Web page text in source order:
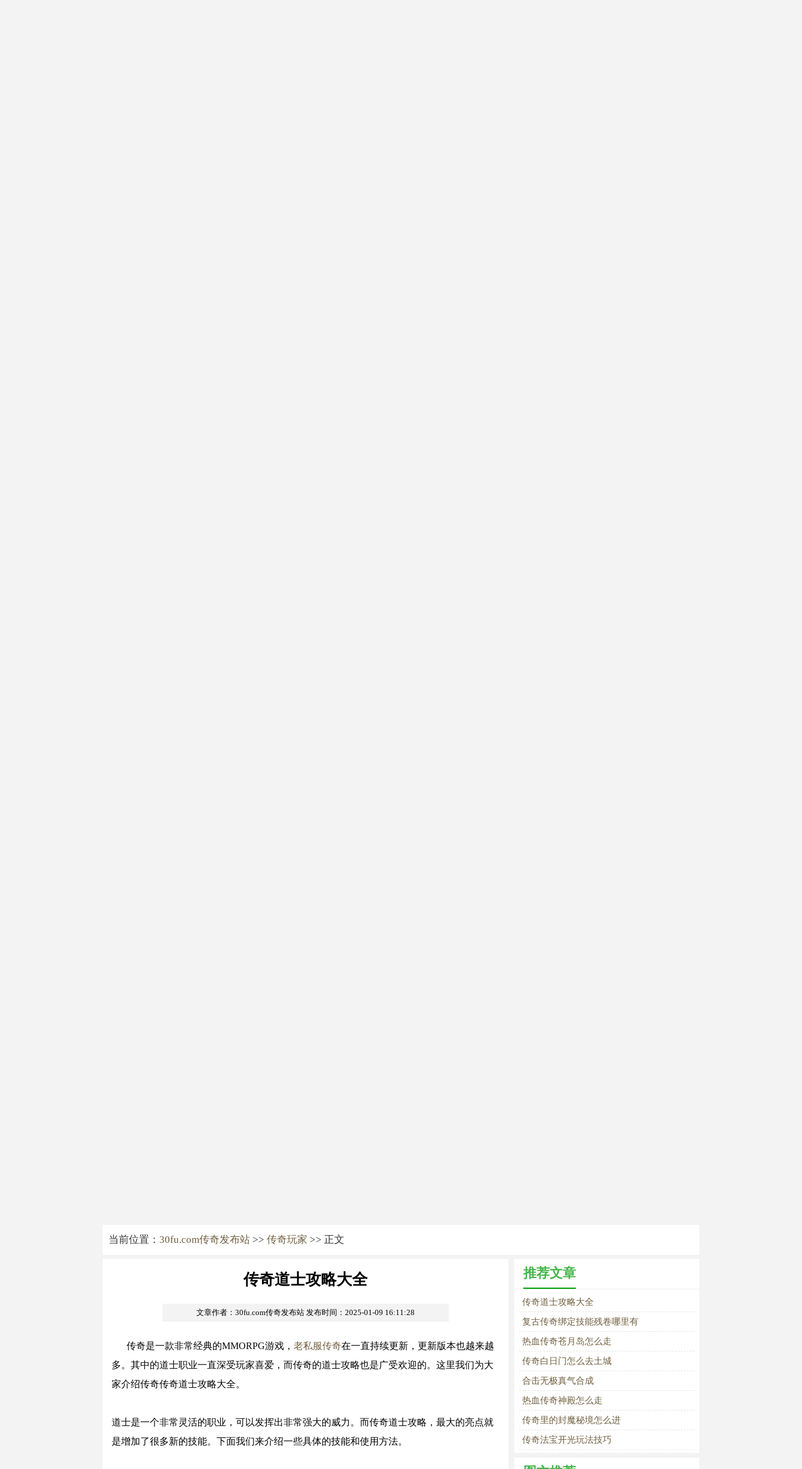
当前位置： 30fu.com传奇发布站 >> 传奇玩家 >> 正文
传奇道士攻略大全
文章作者：30fu.com传奇发布站 发布时间：2025-01-09 16:11:28
传奇是一款非常经典的MMORPG游戏， 老私服传奇在一直持续更新，更新版本也越来越
多。其中的道士职业一直深受玩家喜爱，而传奇的道士攻略也是广受欢迎的。这里我们为大
家介绍传奇传奇道士攻略大全。
道士是一个非常灵活的职业，可以发挥出非常强大的威力。而传奇道士攻略，最大的亮点就
是增加了很多新的技能。下面我们来介绍一些具体的技能和使用方法。
推荐文章
传奇道士攻略大全
复古传奇绑定技能残卷哪里有
热血传奇苍月岛怎么走
传奇白日门怎么去土城
合击无极真气合成
热血传奇神殿怎么走
传奇里的封魔秘境怎么进
传奇法宝开光玩法技巧